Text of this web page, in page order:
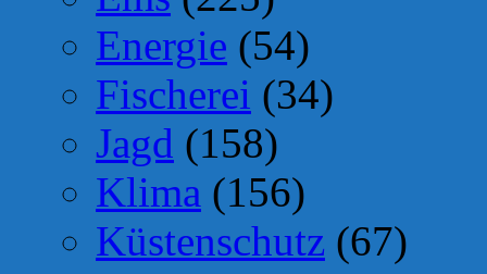
Energie (54)
Fischerei (34)
Jagd (158)
Klima (156)
Küstenschutz (67)